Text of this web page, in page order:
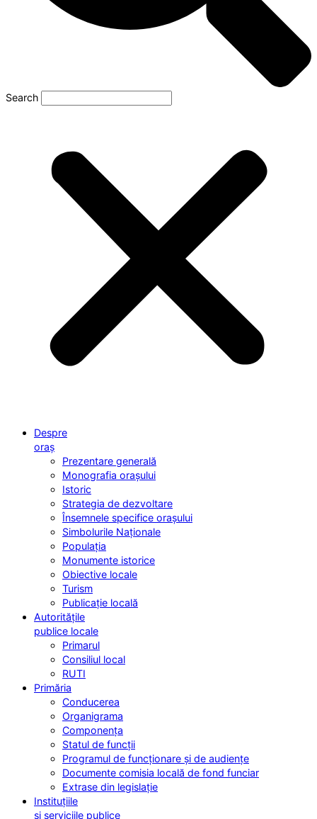
Search
Despre
oraș
Prezentare generală
Monografia orașului
Istoric
Strategia de dezvoltare
Însemnele specifice orașului
Simbolurile Naționale
Populația
Monumente istorice
Obiective locale
Turism
Publicație locală
Autoritățile
publice locale
Primarul
Consiliul local
RUTI
Primăria
Conducerea
Organigrama
Componența
Statul de funcții
Programul de funcționare și de audiențe
Documente comisia locală de fond funciar
Extrase din legislație
Instituțiile
și serviciile publice